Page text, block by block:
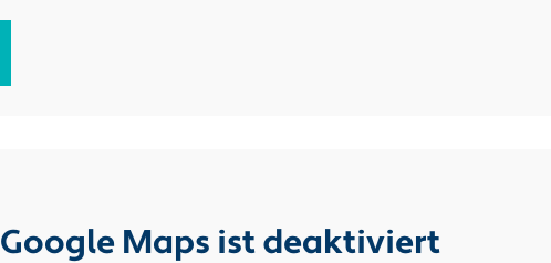
Google Maps ist deaktiviert